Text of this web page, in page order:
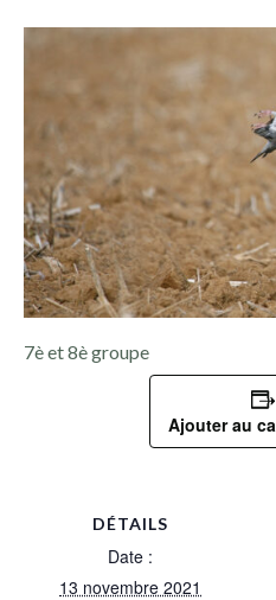
7è et 8è groupe
Ajouter au
DÉTAILS
Date :
13 novembre 2021